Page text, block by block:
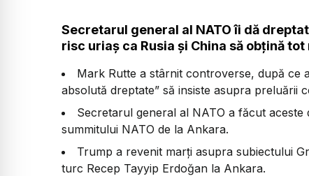
Secretarul general al NATO îi dă
risc uriaș ca Rusia și China să obțină
Mark Rutte a stârnit controverse, după ce
absolută dreptate” să insiste asupra preluării
Secretarul general al NATO a făcut
summitului NATO de la Ankara.
Trump a revenit marți asupra subiectului
turc Recep Tayyip Erdoğan la Ankara.